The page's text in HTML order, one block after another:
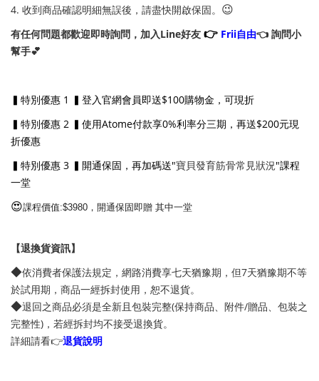
4. 收到商品確認明細無誤後，請盡快開啟保固。 😉
有任何問題都歡迎即時詢問，加入Line好友 👉 Frii自由👈 詢問小
幫手💕
▍特別優惠 1 ▍登入官網會員即送$100購物金，可現折
▍特別優惠 2 ▍使用Atome付款享0%利率分三期，再送$200元現
折優惠
▍特別優惠 3 ▍開通保固，再加碼送"寶貝發育筋骨常見狀況"課程
一堂
😍課程價值:$3980，開通保固即贈 其中一堂
【退換貨資訊】
◆依消費者保護法規定，網路消費享七天猶豫期，但7天猶豫期不等
於試用期，商品一經拆封使用，恕不退貨。
◆退回之商品必須是全新且包裝完整(保持商品、附件/贈品、包裝之
完整性)，若經拆封均不接受退換貨。
詳細請看👉退貨說明